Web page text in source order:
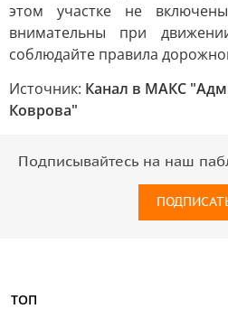
этом участке не
внимательны при
соблюдайте правила
Источник: Канал в МАКС
Коврова"
Подписывайтесь на наш
ТОП